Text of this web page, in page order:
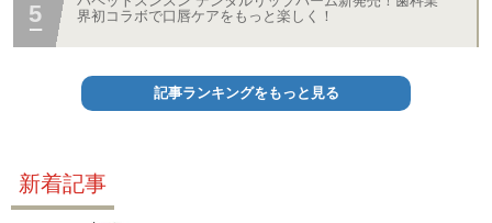
界初コラボで口唇ケアをもっと楽しく！
記事ランキングをもっと見る
新着記事